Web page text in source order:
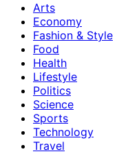
Arts
Economy
Fashion & Style
Food
Health
Lifestyle
Politics
Science
Sports
Technology
Travel